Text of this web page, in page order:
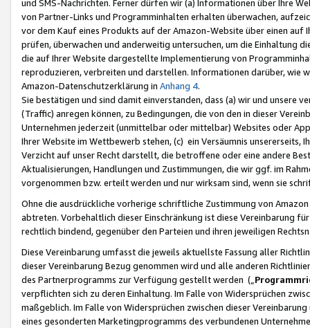
und SMS-Nachrichten. Ferner dürfen wir (a) Informationen über Ihre
von Partner-Links und Programminhalten erhalten überwachen,
vor dem Kauf eines Produkts auf der Amazon-Website über einen
prüfen, überwachen und anderweitig untersuchen, um die Einhaltung
die auf Ihrer Website dargestellte Implementierung von
reproduzieren, verbreiten und darstellen. Informationen darüber, wie
Amazon-Datenschutzerklärung in Anhang 4.
Sie bestätigen und sind damit einverstanden, dass (a) wir und
(Traffic) anregen können, zu Bedingungen, die von den in dieser
Unternehmen jederzeit (unmittelbar oder mittelbar) Websites oder
Ihrer Website im Wettbewerb stehen, (c) ein Versäumnis unsererseits,
Verzicht auf unser Recht darstellt, die betroffene oder eine andere
Aktualisierungen, Handlungen und Zustimmungen, die wir ggf. im
vorgenommen bzw. erteilt werden und nur wirksam sind, wenn sie
Ohne die ausdrückliche vorherige schriftliche Zustimmung von
abtreten. Vorbehaltlich dieser Einschränkung ist diese Vereinbarung
rechtlich bindend, gegenüber den Parteien und ihren jeweiligen
Diese Vereinbarung umfasst die jeweils aktuellste Fassung aller
dieser Vereinbarung Bezug genommen wird und alle anderen
des Partnerprogramms zur Verfügung gestellt werden („
verpflichten sich zu deren Einhaltung. Im Falle von Widersprüchen
maßgeblich. Im Falle von Widersprüchen zwischen dieser
eines gesonderten Marketingprogramms des verbundenen